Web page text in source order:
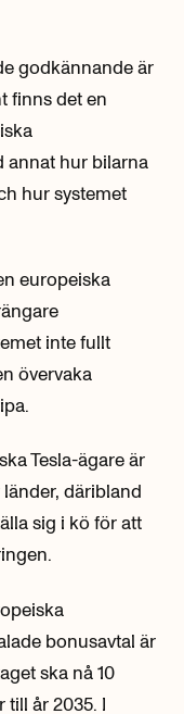
godkännande är
finns det en
annat hur bilarna
hur systemet
europeiska
inte fullt
övervaka
Tesla-ägare är
däribland
sig i kö för att
bonusavtal är
ska nå 10
till år 2035. I